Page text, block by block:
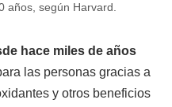
años, según Harvard.
hace miles de años
las personas gracias a
y otros beneficios